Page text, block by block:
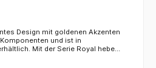
Design mit goldenen Akzenten
und ist in
Mit der Serie Royal heben